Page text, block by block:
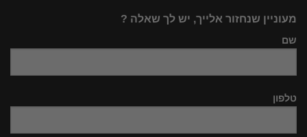
מעוניין שנחזור אלייך, יש לך שאלה ?
שם
טלפון